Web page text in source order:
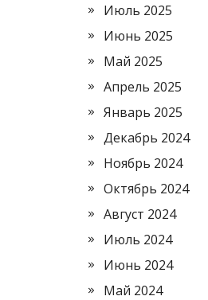
Июль 2025
Июнь 2025
Май 2025
Апрель 2025
Январь 2025
Декабрь 2024
Ноябрь 2024
Октябрь 2024
Август 2024
Июль 2024
Июнь 2024
Май 2024